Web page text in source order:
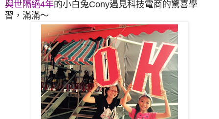
與世隔絕4年的小白兔Cony遇見科技電商的驚喜學
習，滿滿～